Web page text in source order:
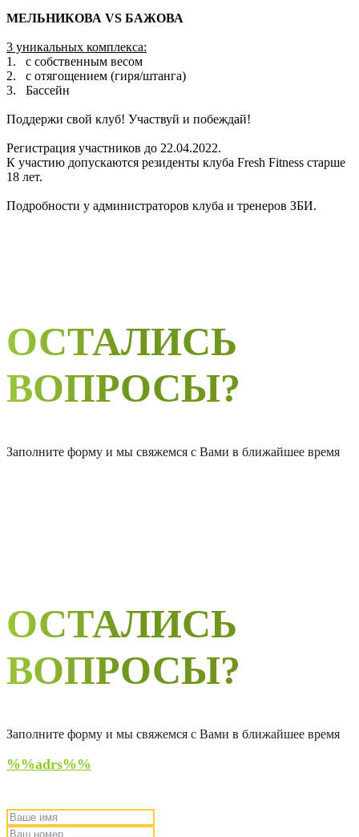
МЕЛЬНИКОВА VS БАЖОВА
3 уникальных комплекса:
1. с собственным весом
2. с отягощением (гиря/штанга)
3. Бассейн
Поддержи свой клуб! Участвуй и побеждай!
Регистрация участников до 22.04.2022.
К участию допускаются резиденты клуба Fresh Fitness старше
18 лет.
Подробности у администраторов клуба и тренеров ЗБИ.
ОСТАЛИСЬ
ВОПРОСЫ?
Заполните форму и мы свяжемся с Вами в ближайшее время
ОСТАЛИСЬ
ВОПРОСЫ?
Заполните форму и мы свяжемся с Вами в ближайшее время
%%adrs%%